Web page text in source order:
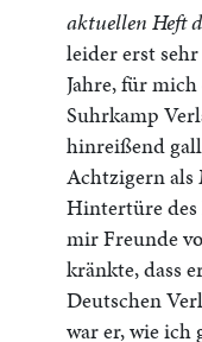
aktuellen Heft
leider erst
Jahre, für
Suhrkamp
hinreißend
Achtzigern als
Hintertüre des
mir Freunde
kränkte, dass
Deutschen
war er, wie ich